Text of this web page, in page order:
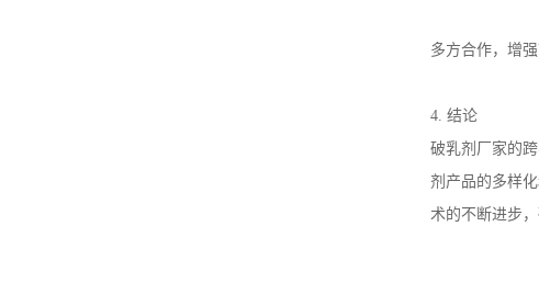
多方合作，增
4. 结论
破乳剂厂家的
剂产品的多样
术的不断进步